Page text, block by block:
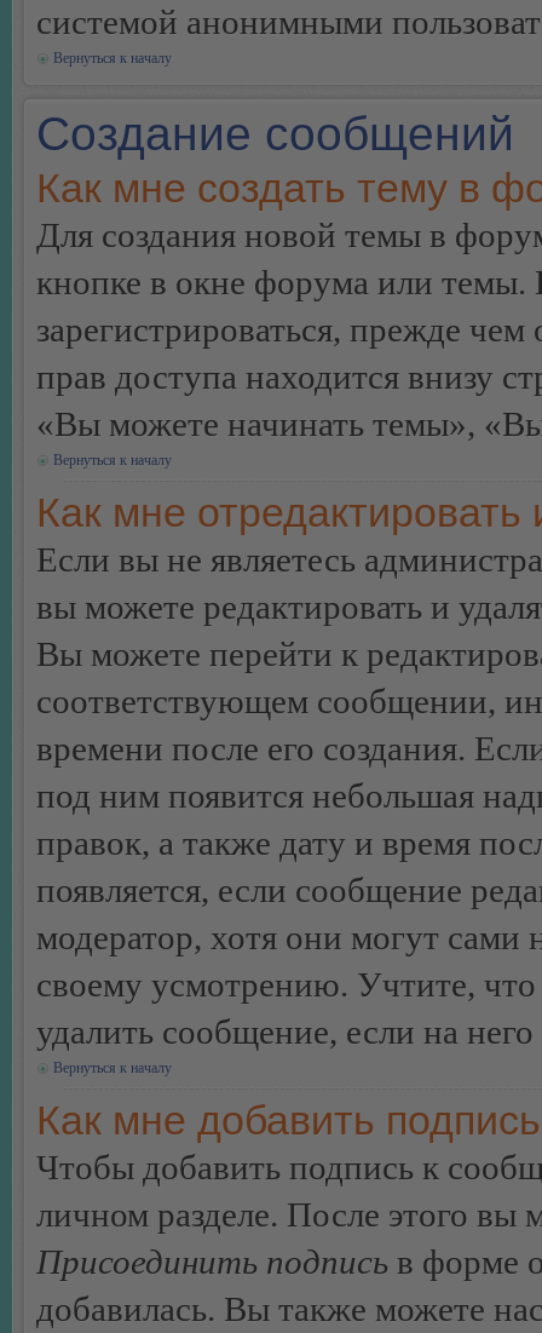
системой анонимными
Вернуться к началу
Создание сообщений
Как мне создать тему в
Для создания новой темы в
кнопке в окне форума или
зарегистрироваться, прежде
прав доступа находится внизу
«Вы можете начинать темы»,
Вернуться к началу
Как мне
Если вы не являетесь
вы можете редактировать и
Вы можете перейти к
соответствующем сообщении,
времени после его создания.
под ним появится небольшая
правок, а также дату и время
появляется, если сообщение
модератор, хотя они могут сами
своему усмотрению. Учтите,
удалить сообщение, если на
Вернуться к началу
Как мне добавить
Чтобы добавить подпись к
личном разделе. После этого
Присоединить подпись в форме
добавилась. Вы также можете